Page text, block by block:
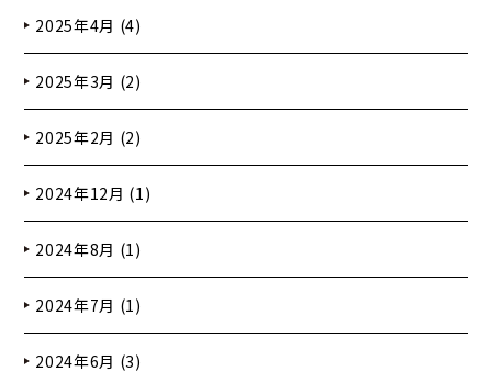
2025年4月 (4)
2025年3月 (2)
2025年2月 (2)
2024年12月 (1)
2024年8月 (1)
2024年7月 (1)
2024年6月 (3)